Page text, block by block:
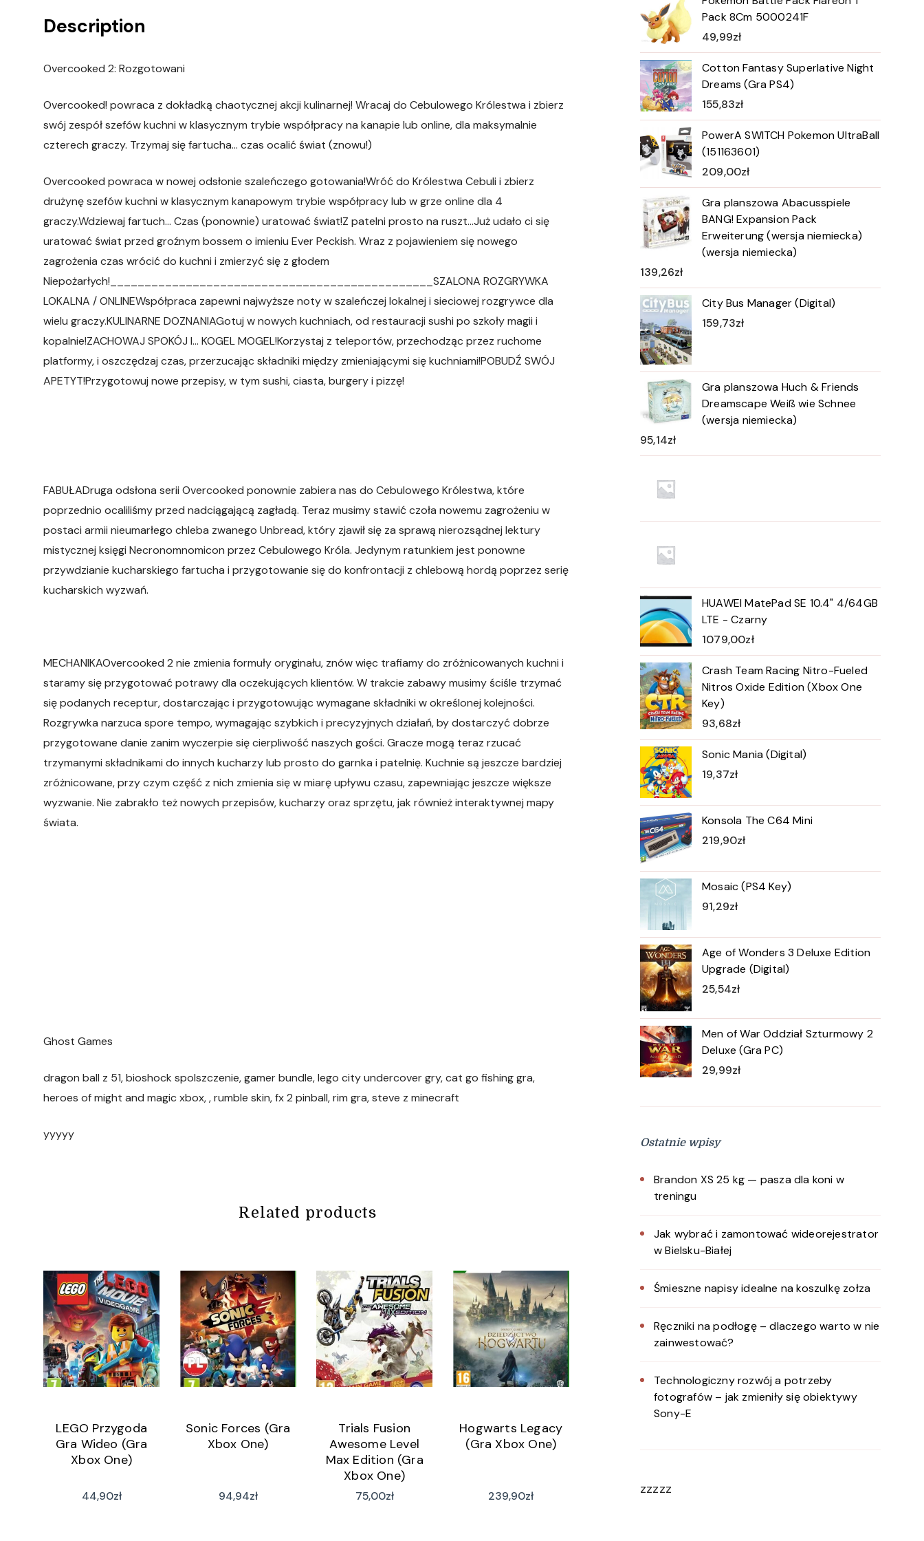
Description
Overcooked 2: Rozgotowani
Overcooked! powraca z dokładką chaotycznej akcji kulinarnej! Wracaj do Cebulowego Królestwa i zbierz
swój zespół szefów kuchni w klasycznym trybie współpracy na kanapie lub online, dla maksymalnie
czterech graczy. Trzymaj się fartucha… czas ocalić świat (znowu!)
Overcooked powraca w nowej odsłonie szaleńczego gotowania!Wróć do Królestwa Cebuli i zbierz
drużynę szefów kuchni w klasycznym kanapowym trybie współpracy lub w grze online dla 4
graczy.Wdziewaj fartuch… Czas (ponownie) uratować świat!Z patelni prosto na ruszt…Już udało ci się
uratować świat przed groźnym bossem o imieniu Ever Peckish. Wraz z pojawieniem się nowego
zagrożenia czas wrócić do kuchni i zmierzyć się z głodem
Niepożarłych!_______________________________________________SZALONA ROZGRYWKA
LOKALNA / ONLINEWspółpraca zapewni najwyższe noty w szaleńczej lokalnej i sieciowej rozgrywce dla
wielu graczy.KULINARNE DOZNANIAGotuj w nowych kuchniach, od restauracji sushi po szkoły magii i
kopalnie!ZACHOWAJ SPOKÓJ I… KOGEL MOGEL!Korzystaj z teleportów, przechodząc przez ruchome
platformy, i oszczędzaj czas, przerzucając składniki między zmieniającymi się kuchniami!POBUDŹ SWÓJ
APETYT!Przygotowuj nowe przepisy, w tym sushi, ciasta, burgery i pizzę!
FABUŁADruga odsłona serii Overcooked ponownie zabiera nas do Cebulowego Królestwa, które
poprzednio ocaliliśmy przed nadciągającą zagładą. Teraz musimy stawić czoła nowemu zagrożeniu w
postaci armii nieumarłego chleba zwanego Unbread, który zjawił się za sprawą nierozsądnej lektury
mistycznej księgi Necronomnomicon przez Cebulowego Króla. Jedynym ratunkiem jest ponowne
przywdzianie kucharskiego fartucha i przygotowanie się do konfrontacji z chlebową hordą poprzez serię
kucharskich wyzwań.
MECHANIKAOvercooked 2 nie zmienia formuły oryginału, znów więc trafiamy do zróżnicowanych kuchni i
staramy się przygotować potrawy dla oczekujących klientów. W trakcie zabawy musimy ściśle trzymać
się podanych receptur, dostarczając i przygotowując wymagane składniki w określonej kolejności.
Rozgrywka narzuca spore tempo, wymagając szybkich i precyzyjnych działań, by dostarczyć dobrze
przygotowane danie zanim wyczerpie się cierpliwość naszych gości. Gracze mogą teraz rzucać
trzymanymi składnikami do innych kucharzy lub prosto do garnka i patelnię. Kuchnie są jeszcze bardziej
zróżnicowane, przy czym część z nich zmienia się w miarę upływu czasu, zapewniając jeszcze większe
wyzwanie. Nie zabrakło też nowych przepisów, kucharzy oraz sprzętu, jak również interaktywnej mapy
świata.
Ghost Games
dragon ball z 51, bioshock spolszczenie, gamer bundle, lego city undercover gry, cat go fishing gra,
heroes of might and magic xbox, , rumble skin, fx 2 pinball, rim gra, steve z minecraft
yyyyy
Related products
LEGO Przygoda
Gra Wideo (Gra
Xbox One)
44,90zł
Sonic Forces (Gra
Xbox One)
94,94zł
Trials Fusion
Awesome Level
Max Edition (Gra
Xbox One)
75,00zł
Hogwarts Legacy
(Gra Xbox One)
239,90zł
Pack 8Cm 5000241F
49,99zł
Cotton Fantasy Superlative Night
Dreams (Gra PS4)
155,83zł
PowerA SWITCH Pokemon UltraBall
(151163601)
209,00zł
Gra planszowa Abacusspiele
BANG! Expansion Pack
Erweiterung (wersja niemiecka)
(wersja niemiecka)
139,26zł
City Bus Manager (Digital)
159,73zł
Gra planszowa Huch & Friends
Dreamscape Weiß wie Schnee
(wersja niemiecka)
95,14zł
HUAWEI MatePad SE 10.4" 4/64GB
LTE - Czarny
1079,00zł
Crash Team Racing Nitro-Fueled
Nitros Oxide Edition (Xbox One
Key)
93,68zł
Sonic Mania (Digital)
19,37zł
Konsola The C64 Mini
219,90zł
Mosaic (PS4 Key)
91,29zł
Age of Wonders 3 Deluxe Edition
Upgrade (Digital)
25,54zł
Men of War Oddział Szturmowy 2
Deluxe (Gra PC)
29,99zł
Ostatnie wpisy
Brandon XS 25 kg — pasza dla koni w
treningu
Jak wybrać i zamontować wideorejestrator
w Bielsku-Białej
Śmieszne napisy idealne na koszulkę zołza
Ręczniki na podłogę – dlaczego warto w nie
zainwestować?
Technologiczny rozwój a potrzeby
fotografów – jak zmieniły się obiektywy
Sony-E
zzzzz